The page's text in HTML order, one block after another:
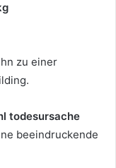
zu einer
todesursache
beeindruckende